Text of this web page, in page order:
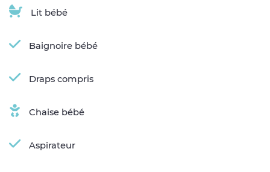
Lit bébé
Baignoire bébé
Draps compris
Chaise bébé
Aspirateur